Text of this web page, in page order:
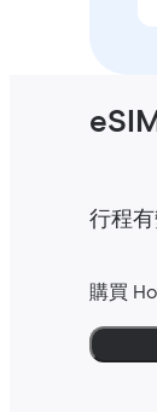
行程有
購買